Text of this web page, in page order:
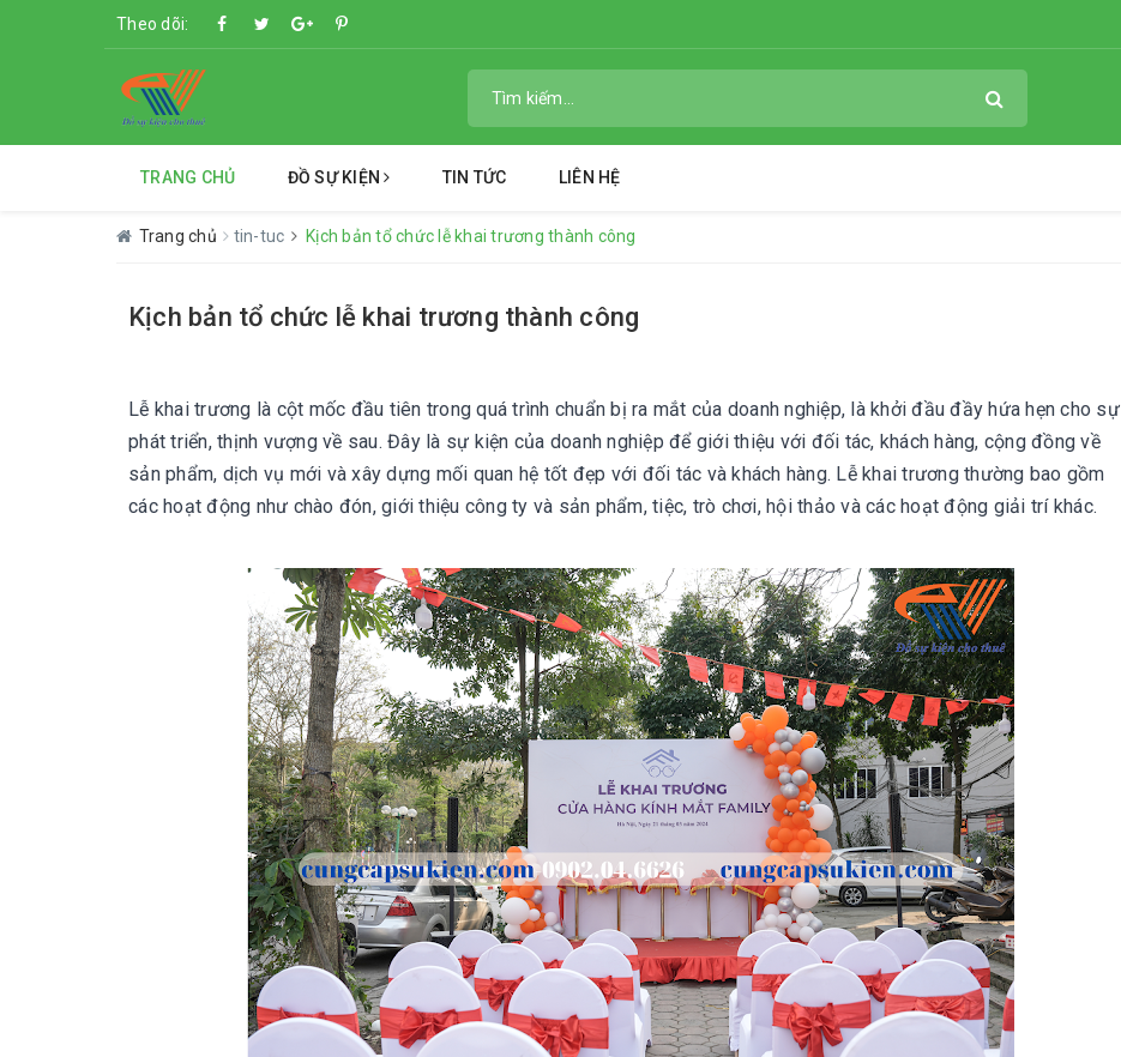
Theo dõi:
TRANG CHỦ ĐỒ SỰ KIỆN TIN TỨC LIÊN HỆ
Trang chủ tin-tuc Kịch bản tổ chức lễ khai trương thành công
Kịch bản tổ chức lễ khai trương thành công
Lễ khai trương là cột mốc đầu tiên trong quá trình chuẩn bị ra mắt của doanh nghiệp, là khởi đầu đầy hứa hẹn cho sự
phát triển, thịnh vượng về sau. Đây là sự kiện của doanh nghiệp để giới thiệu với đối tác, khách hàng, cộng đồng về
sản phẩm, dịch vụ mới và xây dựng mối quan hệ tốt đẹp với đối tác và khách hàng. Lễ khai trương thường bao gồm
các hoạt động như chào đón, giới thiệu công ty và sản phẩm, tiệc, trò chơi, hội thảo và các hoạt động giải trí khác.